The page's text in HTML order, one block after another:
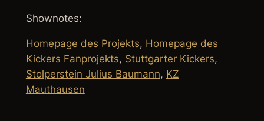
Shownotes:
Homepage des Projekts, Homepage des
Kickers Fanprojekts, Stuttgarter Kickers,
Stolperstein Julius Baumann, KZ
Mauthausen